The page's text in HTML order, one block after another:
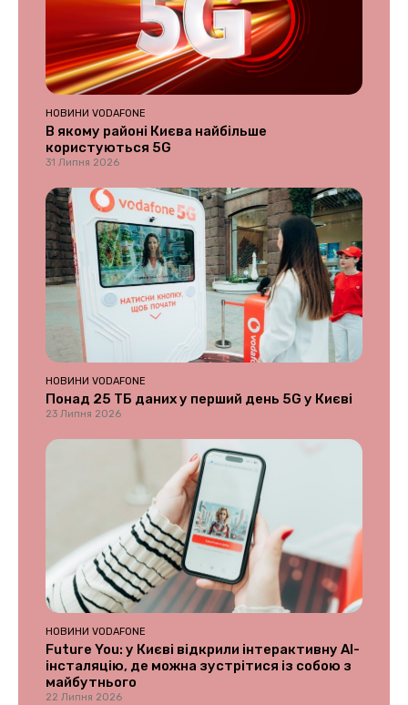
НОВИНИ VODAFONE
В якому районі Києва найбільше
користуються 5G
31 Липня 2026
НОВИНИ VODAFONE
Понад 25 ТБ даних у перший день 5G у Києві
23 Липня 2026
НОВИНИ VODAFONE
Future You: у Києві відкрили інтерактивну AI-
інсталяцію, де можна зустрітися із собою з
майбутнього
22 Липня 2026